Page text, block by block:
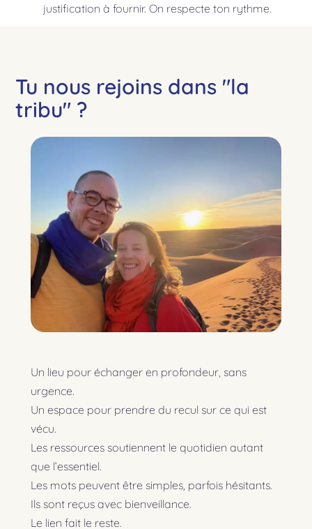
justification à fournir. On respecte ton rythme.
Tu nous rejoins dans "la
tribu" ?
Un lieu pour échanger en profondeur, sans
urgence.
Un espace pour prendre du recul sur ce qui est
vécu.
Les ressources soutiennent le quotidien autant
que l’essentiel.
Les mots peuvent être simples, parfois hésitants.
Ils sont reçus avec bienveillance.
Le lien fait le reste.